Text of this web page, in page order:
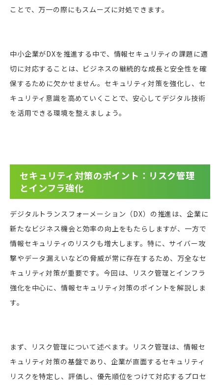
ことで、万一の際にもスムーズに対処できます。
中小企業がDXを推進する中で、情報セキュリティの課題に適
切に対応することは、ビジネスの継続的な成長と安全性を確
保するために欠かせません。セキュリティ対策を強化し、セ
キュリティ意識を高めていくことで、安心してデジタル技術
を活用できる環境を整えましょう。
セキュリティ対策のポイント：リスク管理
とインフラ強化
デジタルトランスフォーメーション（DX）の推進は、企業に
新たなビジネス機会と効率の向上をもたらしますが、一方で
情報セキュリティのリスクも増大します。特に、サイバー攻
撃やデータ漏えいなどの脅威が常に存在するため、万全なセ
キュリティ対策が重要です。今回は、リスク管理とインフラ
強化を中心に、情報セキュリティ対策のポイントを解説しま
す。
まず、リスク管理について述べます。リスク管理は、情報セ
キュリティ対策の基盤であり、企業が直面するセキュリティ
リスクを特定し、評価し、優先順位をつけて対応するプロセ